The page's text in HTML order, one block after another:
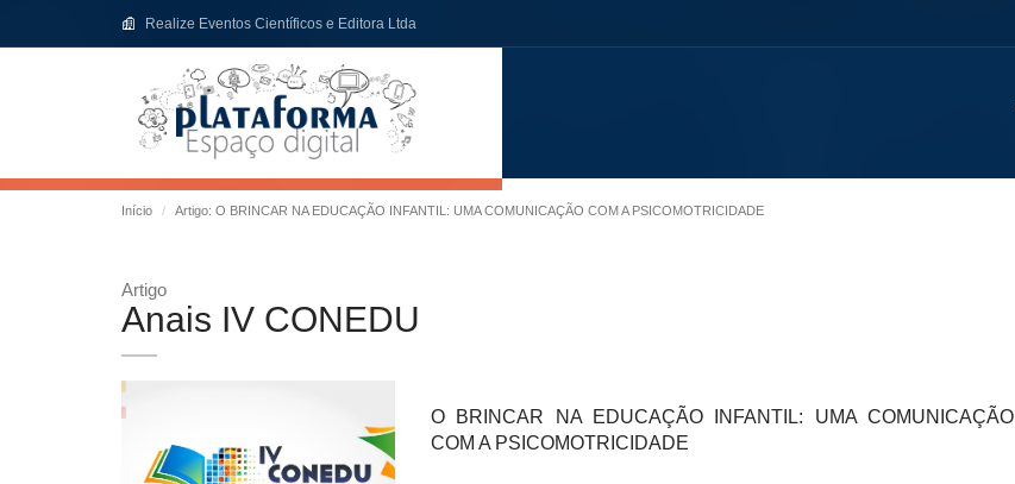
Realize Eventos Científicos e Editora Ltda
Início Artigo: O BRINCAR NA EDUCAÇÃO INFANTIL: UMA COMUNICAÇÃO COM A PSICOMOTRICIDADE
Artigo
Anais IV CONEDU
O BRINCAR NA EDUCAÇÃO INFANTIL: UMA COMUNICAÇÃO
COM A PSICOMOTRICIDADE